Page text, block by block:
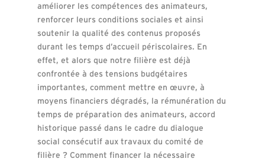
améliorer les compétences des animateurs,
renforcer leurs conditions sociales et ainsi
soutenir la qualité des contenus proposés
durant les temps d’accueil périscolaires. En
effet, et alors que notre filière est déjà
confrontée à des tensions budgétaires
importantes, comment mettre en œuvre, à
moyens financiers dégradés, la rémunération du
temps de préparation des animateurs, accord
historique passé dans le cadre du dialogue
social consécutif aux travaux du comité de
filière ? Comment financer la nécessaire